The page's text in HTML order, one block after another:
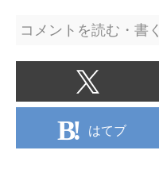
コメントを読む・書く
はてブ